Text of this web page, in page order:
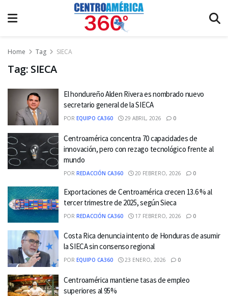
Home Tag SIECA
Tag: SIECA
El hondureño Alden Rivera es nombrado nuevo
secretario general de la SIECA
POR EQUIPO CA360 29 ABRIL, 2026 0
Centroamérica concentra 70 capacidades de
innovación, pero con rezago tecnológico frente al
mundo
POR REDACCIÓN CA360 20 FEBRERO, 2026 0
Exportaciones de Centroamérica crecen 13.6 % al
tercer trimestre de 2025, según Sieca
POR REDACCIÓN CA360 17 FEBRERO, 2026 0
Costa Rica denuncia intento de Honduras de asumir
la SIECA sin consenso regional
POR EQUIPO CA360 23 ENERO, 2026 0
Centroamérica mantiene tasas de empleo
superiores al 95%